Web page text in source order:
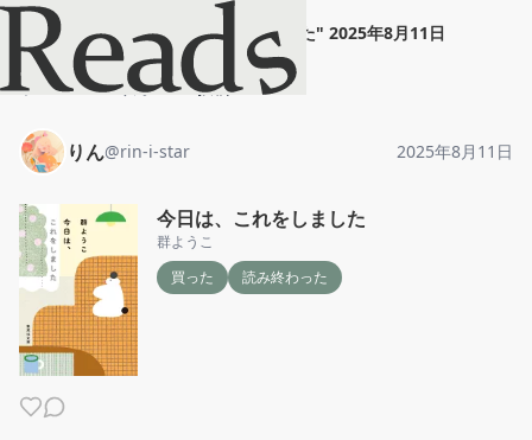
りん "今日は、これをしました" 2025年8月11日
ホーム りん 投稿
りん@rin-i-star 2025年8月11日
今日は、これをしました
群ようこ
買った
読み終わった